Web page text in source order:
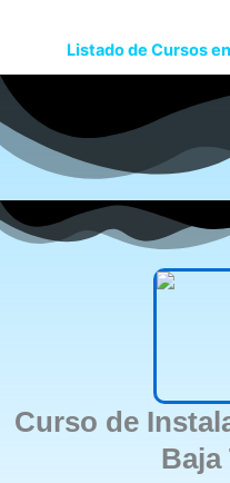
Listado de Cursos
Curso de
Baja